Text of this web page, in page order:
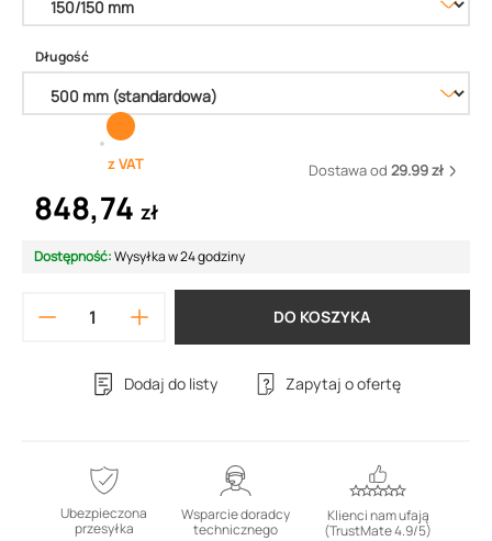
Długość
z VAT Dostawa od 29.99 zł
848,74 zł
Dostępność:Wysyłka w 24 godziny
DO KOSZYKA
Dodaj do listy Zapytaj o ofertę
Ubezpieczona
przesyłka
Wsparcie doradcy
technicznego
Klienci nam ufają
(TrustMate 4.9/5)